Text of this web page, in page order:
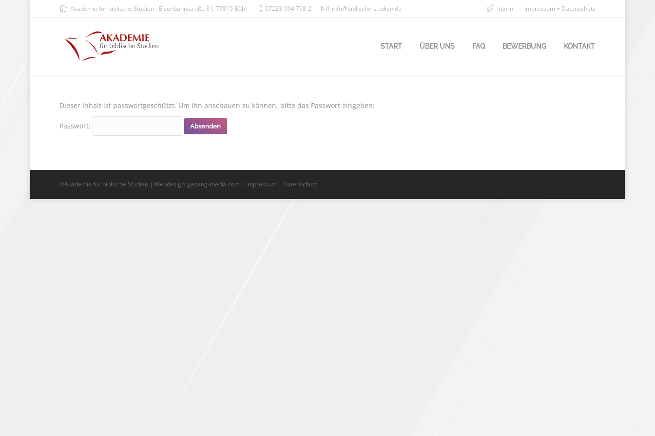
Akademie für biblische Studien - Eisenbahnstraße 31, 77815 Bühl 07223-994 758-2 info@biblische-studien.de Intern Impressum + Datenschutz
START ÜBER UNS FAQ BEWERBUNG KONTAKT
Dieser Inhalt ist passwortgeschützt. Um ihn anschauen zu können, bitte das Passwort eingeben:
Passwort:
©Akademie für biblische Studien | Webdesign: gesang-media.com | Impressum | Datenschutz